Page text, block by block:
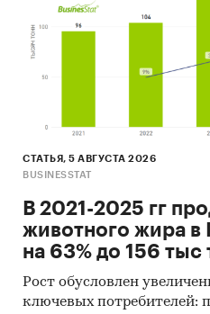
СТАТЬЯ, 5 АВГУСТА 2026
BUSINESSTAT
В 2021-2025 гг
животного жира в
на 63% до 156 тыс
Рост обусловлен
ключевых потребителей: